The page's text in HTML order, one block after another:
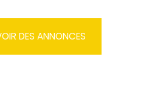
DES ANNONCES